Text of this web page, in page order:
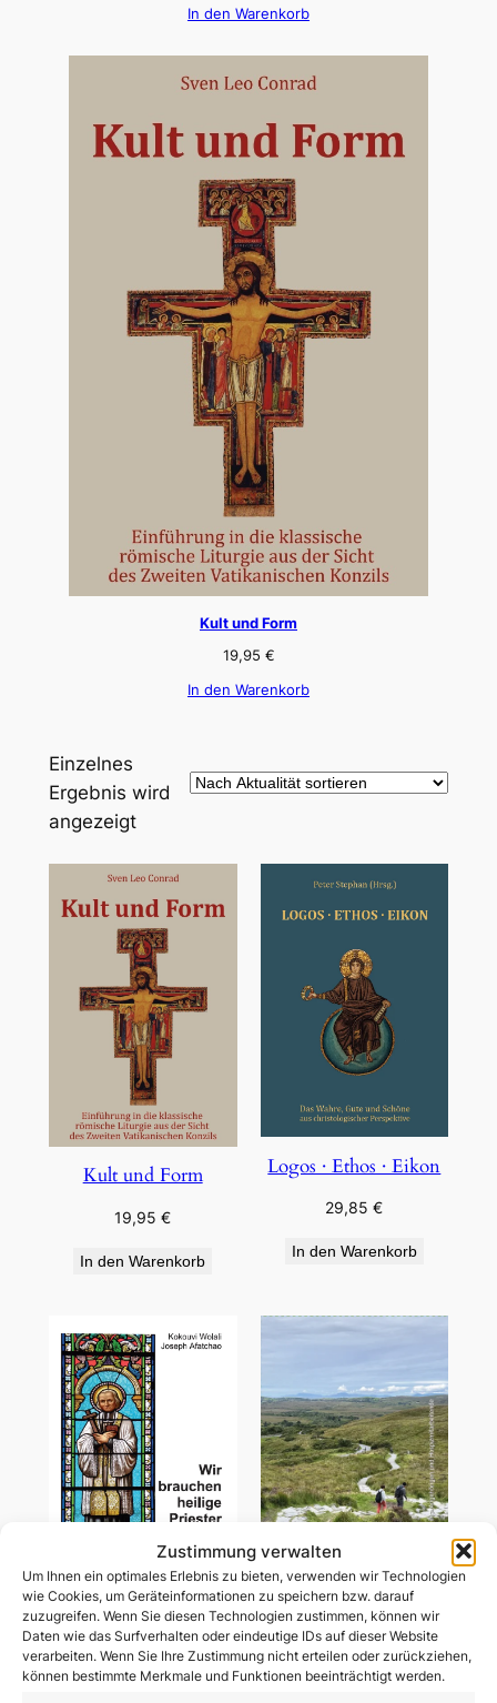
Zustimmung verwalten
Um Ihnen ein optimales Erlebnis zu bieten, verwenden wir Technologien
wie Cookies, um Geräteinformationen zu speichern bzw. darauf
zuzugreifen. Wenn Sie diesen Technologien zustimmen, können wir
Daten wie das Surfverhalten oder eindeutige IDs auf dieser Website
verarbeiten. Wenn Sie Ihre Zustimmung nicht erteilen oder zurückziehen,
können bestimmte Merkmale und Funktionen beeinträchtigt werden.
In den Warenkorb
Kult und Form
19,95 €
In den Warenkorb
Einzelnes
Ergebnis wird
angezeigt
Kult und Form
19,95€
In den Warenkorb
Logos · Ethos · Eikon
29,85€
In den Warenkorb
Wir brauchen heilige
Priester
Gemeinsam unterwegs
in schwerer Zeit